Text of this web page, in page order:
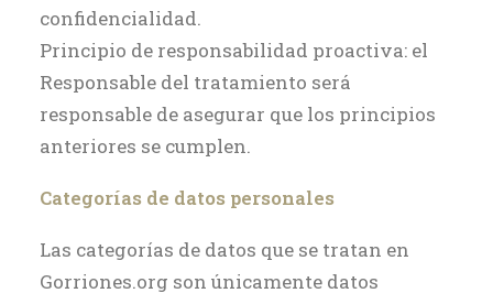
confidencialidad.
Principio de responsabilidad proactiva: el
Responsable del tratamiento será
responsable de asegurar que los principios
anteriores se cumplen.
Categorías de datos personales
Las categorías de datos que se tratan en
Gorriones.org son únicamente datos